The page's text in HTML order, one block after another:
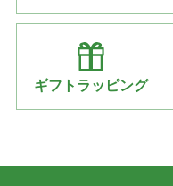
ギフトラッピング